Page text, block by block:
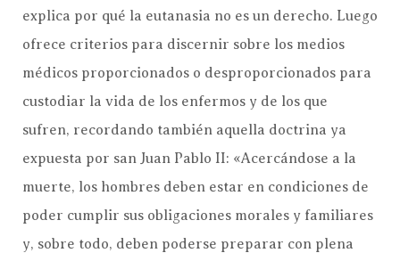
explica por qué la eutanasia no es un derecho. Luego
ofrece criterios para discernir sobre los medios
médicos proporcionados o desproporcionados para
custodiar la vida de los enfermos y de los que
sufren, recordando también aquella doctrina ya
expuesta por san Juan Pablo II: «Acercándose a la
muerte, los hombres deben estar en condiciones de
poder cumplir sus obligaciones morales y familiares
y, sobre todo, deben poderse preparar con plena